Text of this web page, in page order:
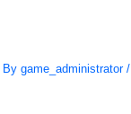
Bygame_administrator/